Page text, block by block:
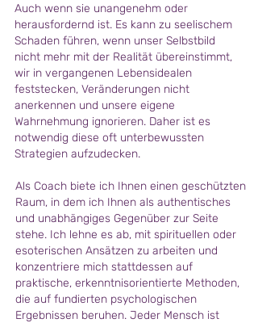
Auch wenn sie unangenehm oder
herausfordernd ist. Es kann zu seelischem
Schaden führen, wenn unser Selbstbild
nicht mehr mit der Realität übereinstimmt,
wir in vergangenen Lebensidealen
feststecken, Veränderungen nicht
anerkennen und unsere eigene
Wahrnehmung ignorieren. Daher ist es
notwendig diese oft unterbewussten
Strategien aufzudecken.
Als Coach biete ich Ihnen einen geschützten
Raum, in dem ich Ihnen als authentisches
und unabhängiges Gegenüber zur Seite
stehe. Ich lehne es ab, mit spirituellen oder
esoterischen Ansätzen zu arbeiten und
konzentriere mich stattdessen auf
praktische, erkenntnisorientierte Methoden,
die auf fundierten psychologischen
Ergebnissen beruhen. Jeder Mensch ist